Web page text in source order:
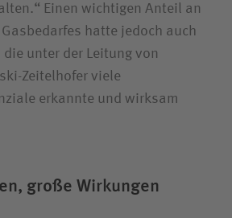
Einen wichtigen Anteil an
hatte jedoch auch
unter der Leitung von
Zeitelhofer viele
erkannte und wirksam
große Wirkungen